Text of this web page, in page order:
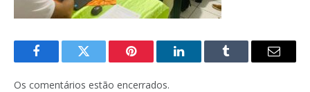
FacebookTwitter Pinterest LinkedInTumblr
E-
Os comentários estão encerrados.